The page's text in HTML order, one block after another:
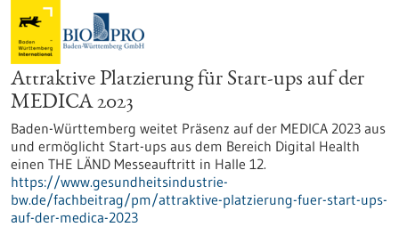
Attraktive Platzierung für Start-ups auf der
MEDICA 2023
Baden-Württemberg weitet Präsenz auf der MEDICA 2023 aus
und ermöglicht Start-ups aus dem Bereich Digital Health
einen THE LÄND Messeauftritt in Halle 12.
https://www.gesundheitsindustrie-
bw.de/fachbeitrag/pm/attraktive-platzierung-fuer-start-ups-
auf-der-medica-2023